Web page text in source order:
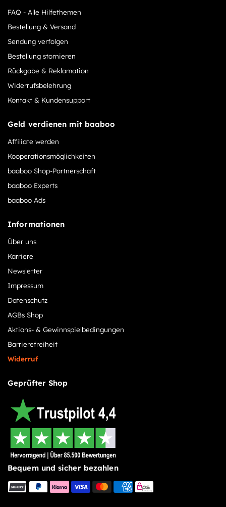
FAQ - Alle Hilfethemen
Bestellung & Versand
Sendung verfolgen
Bestellung stornieren
Rückgabe & Reklamation
Widerrufsbelehrung
Kontakt & Kundensupport
Geld verdienen mit baaboo
Affiliate werden
Kooperationsmöglichkeiten
baaboo Shop-Partnerschaft
baaboo Experts
baaboo Ads
Informationen
Über uns
Karriere
Newsletter
Impressum
Datenschutz
AGBs Shop
Aktions- & Gewinnspielbedingungen
Barrierefreiheit
Widerruf
Geprüfter Shop
Bequem und sicher bezahlen